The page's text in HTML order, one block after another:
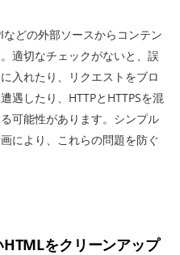
どの外部ソースからコンテン
適切なチェックがないと、誤
入れたり、リクエストをブロ
遇したり、HTTPとHTTPSを混
可能性があります。シンプル
により、これらの問題を防ぐ
をクリーンアップ